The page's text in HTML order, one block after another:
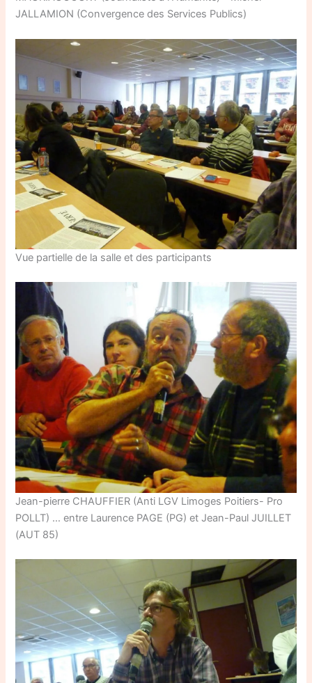
JALLAMION (Convergence des Services Publics)
Vue partielle de la salle et des participants
Jean-pierre CHAUFFIER (Anti LGV Limoges Poitiers- Pro
POLLT) … entre Laurence PAGE (PG) et Jean-Paul JUILLET
(AUT 85)